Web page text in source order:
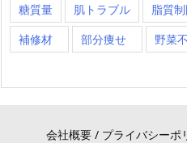
糖質量
肌トラブル 脂質
補修材
部分痩せ 野菜
会社概要 / プライバシーポ